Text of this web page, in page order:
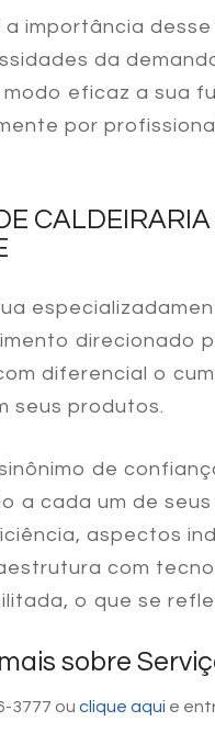
a importância
da
eficaz a sua
por
direcionado
diferencial o
seus produtos.
de
a cada um de
aspectos
com
o que se
sobre
3777 ou clique aqui e